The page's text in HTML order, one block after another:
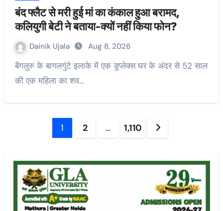
बंद फ्लैट से मरी हुई मां का कंकाल हुआ बरामद,
कलियुगी बेटी ने बताया-क्यों नहीं किया फोन?
Dainik Ujala Aug 8, 2026
बेंगलुरु के बागलगुंटे इलाके में एक डुप्लेक्स घर के अंदर से 52 साल
की एक महिला का शव…
1 2 … 1,110